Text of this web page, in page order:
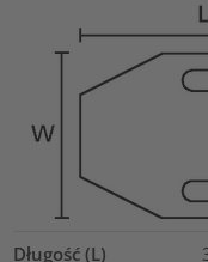
Długość (L)